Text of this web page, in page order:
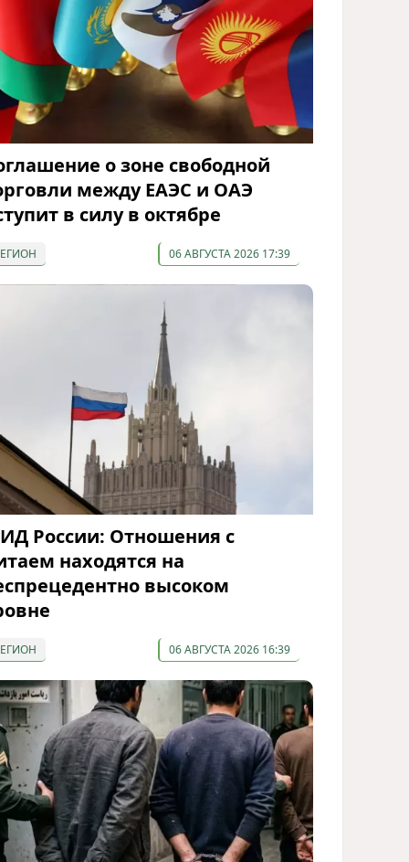
о зоне свободной
между ЕАЭС и ОАЭ
в силу в октябре
06 АВГУСТА 2026 17:39
России: Отношения с
находятся на
высоком
06 АВГУСТА 2026 16:39